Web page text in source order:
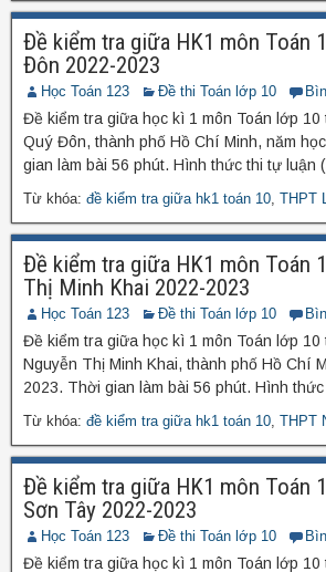
Đề kiểm tra giữa HK1 môn Toán
Đôn 2022-2023
Học Toán 123 Đề thi Toán lớp 10
Đề kiểm tra giữa học kì 1 môn Toán lớp
Quý Đôn, thành phố Hồ Chí Minh, năm
gian làm bài 56 phút. Hình thức thi tự luận
Từ khóa: đề kiểm tra giữa hk1 toán 10, THPT
Đề kiểm tra giữa HK1 môn Toán
Thị Minh Khai 2022-2023
Học Toán 123 Đề thi Toán lớp 10
Đề kiểm tra giữa học kì 1 môn Toán lớp
Nguyễn Thị Minh Khai, thành phố Hồ Chí
2023. Thời gian làm bài 56 phút. Hình
Từ khóa: đề kiểm tra giữa hk1 toán 10, THPT
Đề kiểm tra giữa HK1 môn Toán
Sơn Tây 2022-2023
Học Toán 123 Đề thi Toán lớp 10
Đề kiểm tra giữa học kì 1 môn Toán lớp